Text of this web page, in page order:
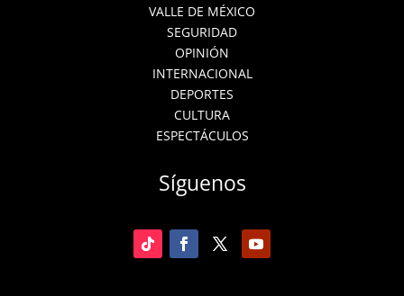
VALLE DE MÉXICO
SEGURIDAD
OPINIÓN
INTERNACIONAL
DEPORTES
CULTURA
ESPECTÁCULOS
Síguenos